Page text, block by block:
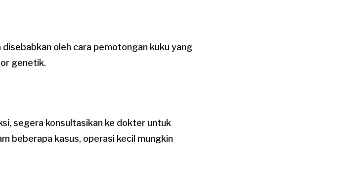
oleh cara pemotongan kuku yang
genetik.
segera konsultasikan ke dokter untuk
beberapa kasus, operasi kecil mungkin